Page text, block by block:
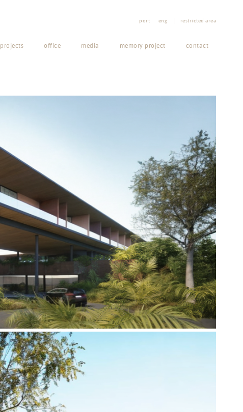
projects office media memory project contact
port eng restricted area